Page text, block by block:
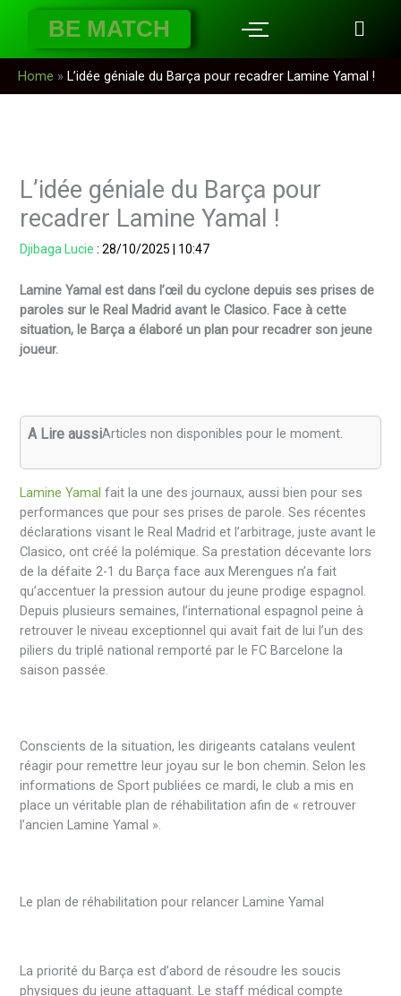
contenu
BE MATCH
Home » L’idée géniale du Barça pour recadrer Lamine Yamal !
L’idée géniale du Barça pour
recadrer Lamine Yamal !
Djibaga Lucie :28/10/2025 10:47
Lamine Yamal est dans l’œil du cyclone depuis ses prises de
paroles sur le Real Madrid avant le Clasico. Face à cette
situation, le Barça a élaboré un plan pour recadrer son jeune
joueur.
A Lire aussiArticles non disponibles pour le moment.
Lamine Yamal fait la une des journaux, aussi bien pour ses
performances que pour ses prises de parole. Ses récentes
déclarations visant le Real Madrid et l’arbitrage, juste avant le
Clasico, ont créé la polémique. Sa prestation décevante lors
de la défaite 2-1 du Barça face aux Merengues n’a fait
qu’accentuer la pression autour du jeune prodige espagnol.
Depuis plusieurs semaines, l’international espagnol peine à
retrouver le niveau exceptionnel qui avait fait de lui l’un des
piliers du triplé national remporté par le FC Barcelone la
saison passée.
Conscients de la situation, les dirigeants catalans veulent
réagir pour remettre leur joyau sur le bon chemin. Selon les
informations de Sport publiées ce mardi, le club a mis en
place un véritable plan de réhabilitation afin de « retrouver
l’ancien Lamine Yamal ».
Le plan de réhabilitation pour relancer Lamine Yamal
La priorité du Barça est d’abord de résoudre les soucis
physiques du jeune attaquant. Le staff médical compte